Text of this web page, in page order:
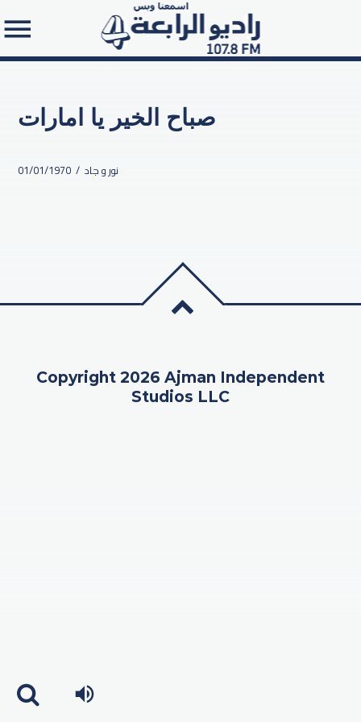
صباح الخير يا امارات
01/01/1970 / نور و جاد
Copyright 2026 Ajman Independent
Studios LLC